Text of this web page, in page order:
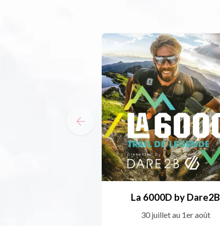
La 6000D by Dare2B
30 juillet au 1er août